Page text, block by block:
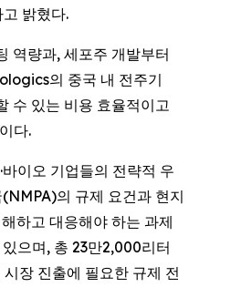
밝혔다.
역량과, 세포주 개발부터
의 중국 내 전주기
수 있는 비용 효율적이고
다.
이오 기업들의 전략적 우
의 규제 요건과 현지
하고 대응해야 하는 과제
으며, 총 23만2,000리터
장 진출에 필요한 규제 전